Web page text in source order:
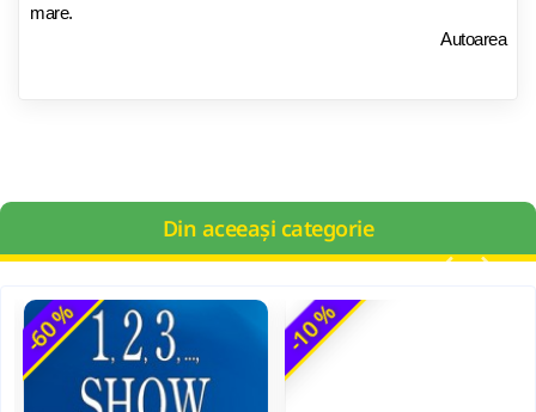
mare.
Autoarea
Din aceeași categorie
-60 % -10 %